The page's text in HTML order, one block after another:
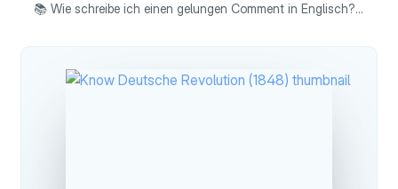
📚 Wie schreibe ich einen gelungen Comment in Englisch? - Definition - Aufgabenstellung - Detaillierter Schreibplan - Checkliste - Bewertungskriterien - Ausführliche Liste an guten Linking Phrases